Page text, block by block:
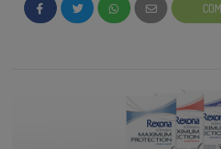
hace el cuerpo al sudar es llamar
momentos de mayor transpiración
seguridad y frescura en cualquier
Para maximizar su efecto, se